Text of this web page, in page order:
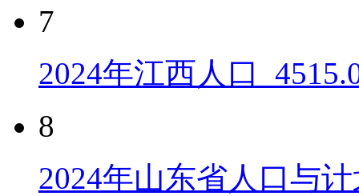
7
2024年江西人口
8
2024年山东省人口与